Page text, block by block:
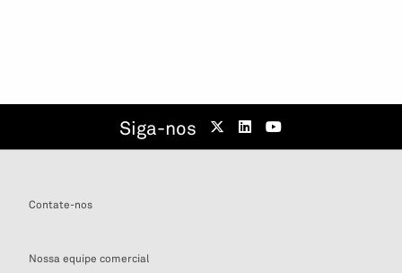
Siga-nos
Contate-nos
Nossa equipe comercial